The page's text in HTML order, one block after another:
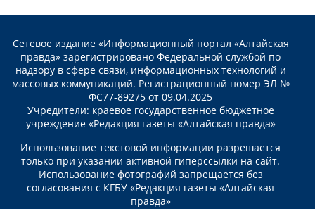
Сетевое издание «Информационный портал «Алтайская
правда» зарегистрировано Федеральной службой по
надзору в сфере связи, информационных технологий и
массовых коммуникаций. Регистрационный номер ЭЛ №
ФС77-89275 от 09.04.2025
Учредители: краевое государственное бюджетное
учреждение «Редакция газеты «Алтайская правда»
Использование текстовой информации разрешается
только при указании активной гиперссылки на сайт.
Использование фотографий запрещается без
согласования с КГБУ «Редакция газеты «Алтайская
правда»